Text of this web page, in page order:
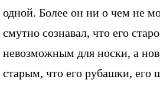
одной. Более он ни о чем не
смутно сознавал, что его
невозможным для носки, а
старым, что его рубашки, его